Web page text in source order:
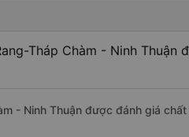
Tháp Chàm - Ninh Thuận
- Ninh Thuận được đánh giá